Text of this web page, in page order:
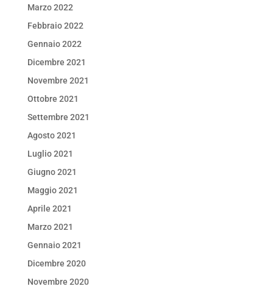
Marzo 2022
Febbraio 2022
Gennaio 2022
Dicembre 2021
Novembre 2021
Ottobre 2021
Settembre 2021
Agosto 2021
Luglio 2021
Giugno 2021
Maggio 2021
Aprile 2021
Marzo 2021
Gennaio 2021
Dicembre 2020
Novembre 2020